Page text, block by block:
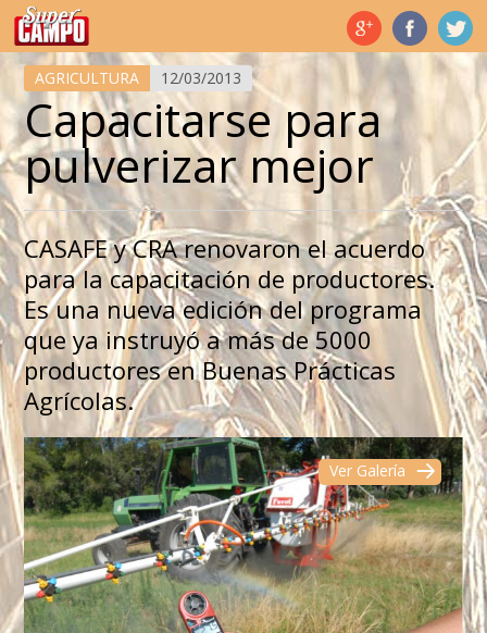
Temas de hoy
AGRICULTURA 12/03/2013
Capacitarse para
pulverizar mejor
CASAFE y CRA renovaron el acuerdo
para la capacitación de productores.
Es una nueva edición del programa
que ya instruyó a más de 5000
productores en Buenas Prácticas
Agrícolas.
Ver Galería